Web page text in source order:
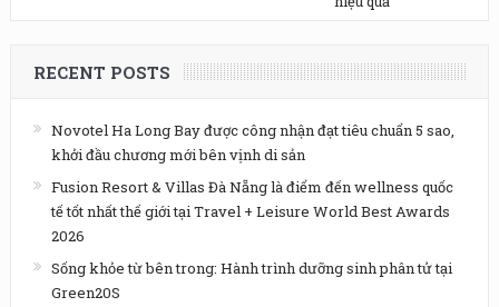
RECENT POSTS
Novotel Ha Long Bay được công nhận đạt tiêu chuẩn 5 sao,
khởi đầu chương mới bên vịnh di sản
Fusion Resort & Villas Đà Nẵng là điểm đến wellness quốc
tế tốt nhất thế giới tại Travel + Leisure World Best Awards
2026
Sống khỏe từ bên trong: Hành trình dưỡng sinh phân tử tại
Green20S